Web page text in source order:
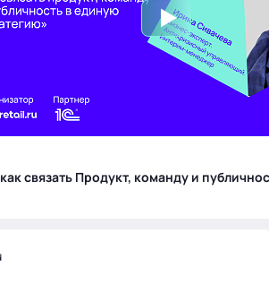
связать Продукт, команду и